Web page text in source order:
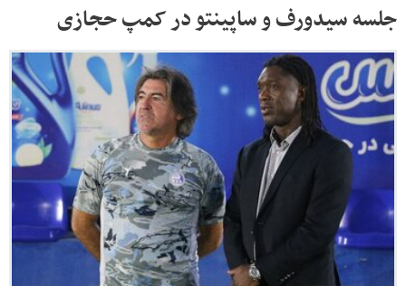
جلسه سیدورف و ساپینتو در کمپ حجازی